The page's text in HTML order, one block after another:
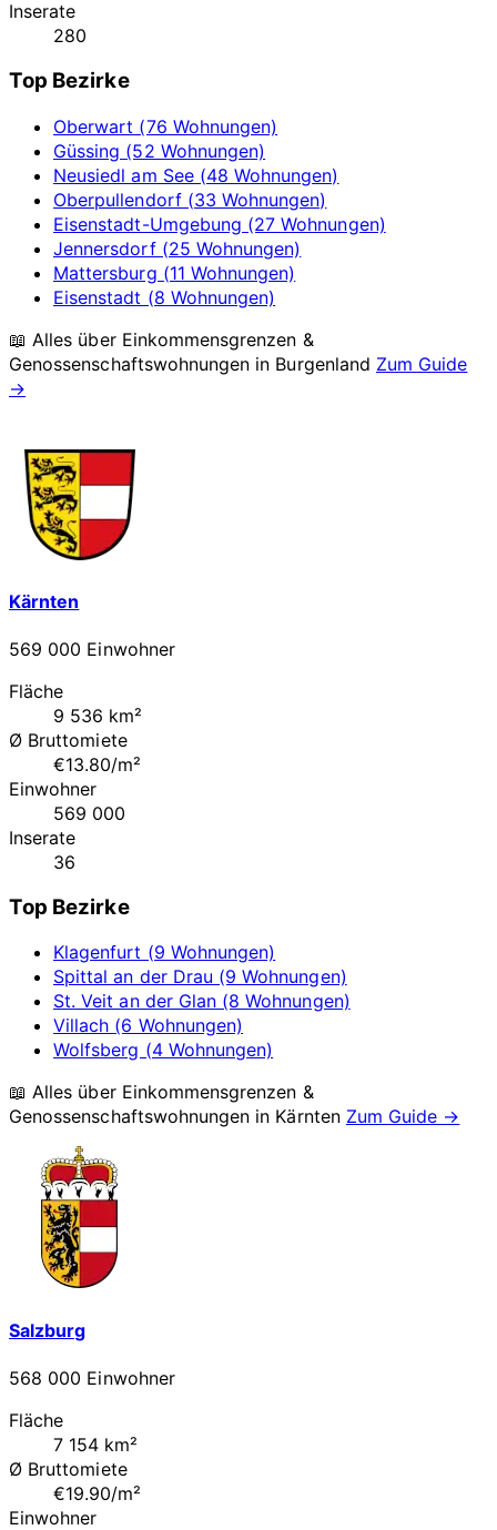
Inserate
280
Top Bezirke
Oberwart (76 Wohnungen)
Güssing (52 Wohnungen)
Neusiedl am See (48 Wohnungen)
Oberpullendorf (33 Wohnungen)
Eisenstadt-Umgebung (27 Wohnungen)
Jennersdorf (25 Wohnungen)
Mattersburg (11 Wohnungen)
Eisenstadt (8 Wohnungen)
📖 Alles über Einkommensgrenzen &
Genossenschaftswohnungen in Burgenland Zum Guide
→
Kärnten
569 000 Einwohner
Fläche
9 536 km²
Ø Bruttomiete
€13.80/m²
Einwohner
569 000
Inserate
36
Top Bezirke
Klagenfurt (9 Wohnungen)
Spittal an der Drau (9 Wohnungen)
St. Veit an der Glan (8 Wohnungen)
Villach (6 Wohnungen)
Wolfsberg (4 Wohnungen)
📖 Alles über Einkommensgrenzen &
Genossenschaftswohnungen in Kärnten Zum Guide →
Salzburg
568 000 Einwohner
Fläche
7 154 km²
Ø Bruttomiete
€19.90/m²
Einwohner